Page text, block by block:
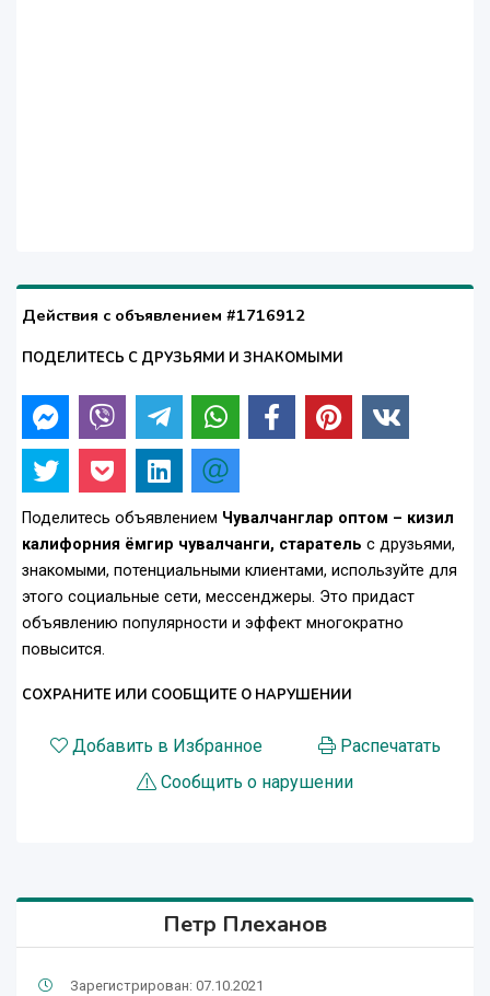
Действия с объявлением #1716912
ПОДЕЛИТЕСЬ С ДРУЗЬЯМИ И ЗНАКОМЫМИ
Поделитесь объявлением Чувалчанглар оптом – кизил
калифорния ёмгир чувалчанги, старатель с друзьями,
знакомыми, потенциальными клиентами, используйте для
этого социальные сети, мессенджеры. Это придаст
объявлению популярности и эффект многократно
повысится.
СОХРАНИТЕ ИЛИ СООБЩИТЕ О НАРУШЕНИИ
Добавить в Избранное
Распечатать
Сообщить о нарушении
Петр Плеханов
Зарегистрирован: 07.10.2021